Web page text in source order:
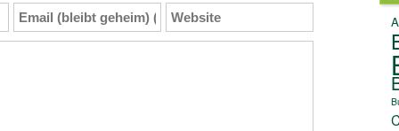
Email
(bleibt
geheim)
Website